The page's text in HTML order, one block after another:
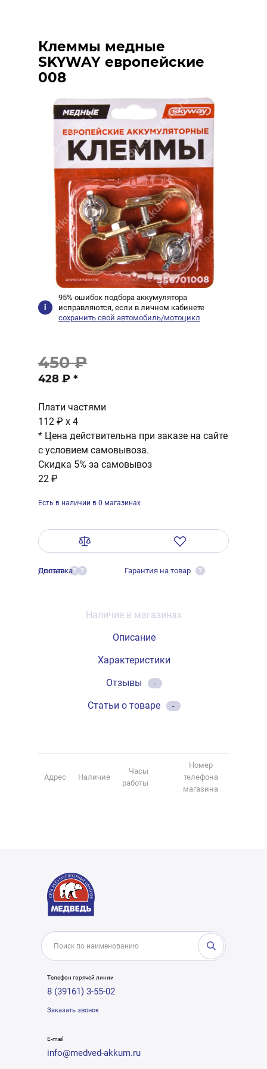
Клеммы медные
SKYWAY европейские
008
95% ошибок подбора аккумулятора
исправляются, если в личном кабинете
сохранить свой автомобиль/мотоцикл
450 ₽
428 ₽ *
Плати частями
112 ₽ x 4
* Цена действительна при заказе на сайте
с условием самовывоза.
Скидка 5% за самовывоз
22 ₽
Есть в наличии в 0 магазинах
Оплата ?
Доставка ? Гарантия на товар ?
Наличие в магазинах
Описание
Характеристики
Отзывы
-
Статьи о товаре -
Адрес Наличие
Часы
работы
Номер
телефона
магазина
Телефон горячей линии
8 (39161) 3-55-02
Заказать звонок
E-mail
info@medved-akkum.ru